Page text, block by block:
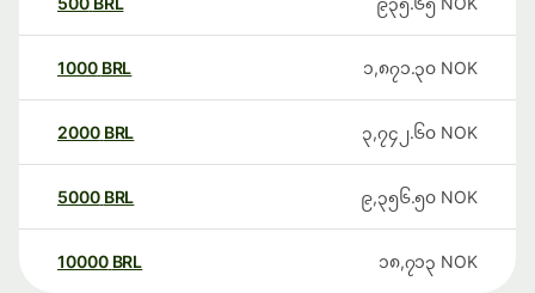
1000 BRL ၁,၈၇၁.၃၀ NOK
2000 BRL ၃,၇၄၂.၆၀ NOK
5000 BRL ၉,၃၅၆.၅၀ NOK
10000 BRL ၁၈,၇၁၃ NOK